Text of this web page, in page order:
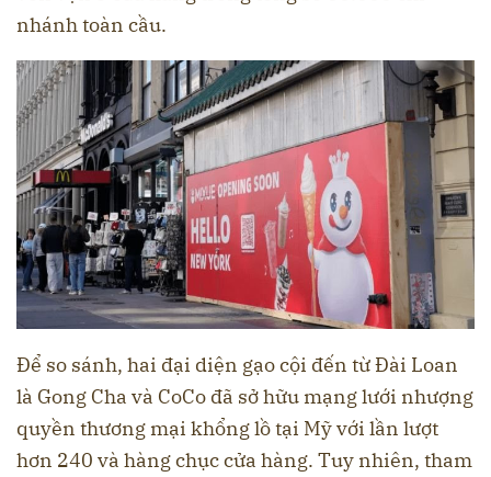
nhánh toàn cầu.
Để so sánh, hai đại diện gạo cội đến từ Đài Loan
là Gong Cha và CoCo đã sở hữu mạng lưới nhượng
quyền thương mại khổng lồ tại Mỹ với lần lượt
hơn 240 và hàng chục cửa hàng. Tuy nhiên, tham